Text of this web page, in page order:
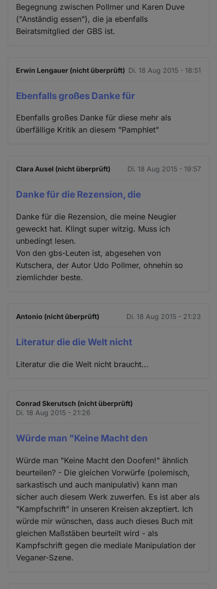
Begegnung zwischen Pollmer und Karen Duve
("Anständig essen"), die ja ebenfalls
Beiratsmitglied der GBS ist.
Erwin Lengauer (nicht überprüft) Di. 18 Aug 2015 - 18:51
Ebenfalls großes Danke für
Ebenfalls großes Danke für diese mehr als
überfällige Kritik an diesem "Pamphlet"
Clara Ausel (nicht überprüft) Di. 18 Aug 2015 - 19:57
Danke für die Rezension, die
Danke für die Rezension, die meine Neugier
geweckt hat. Klingt super witzig. Muss ich
unbedingt lesen.
Von den gbs-Leuten ist, abgesehen von
Kutschera, der Autor Udo Pollmer, ohnehin so
ziemlichder beste.
Antonio (nicht überprüft) Di. 18 Aug 2015 - 21:23
Literatur die die Welt nicht
Literatur die die Welt nicht braucht...
Conrad Skerutsch (nicht überprüft)
Di. 18 Aug 2015 - 21:26
Würde man "Keine Macht den
Würde man "Keine Macht den Doofen!" ähnlich
beurteilen? - Die gleichen Vorwürfe (polemisch,
sarkastisch und auch manipulativ) kann man
sicher auch diesem Werk zuwerfen. Es ist aber als
"Kampfschrift" in unseren Kreisen akzeptiert. Ich
würde mir wünschen, dass auch dieses Buch mit
gleichen Maßstäben beurteilt wird - als
Kampfschrift gegen die mediale Manipulation der
Veganer-Szene.